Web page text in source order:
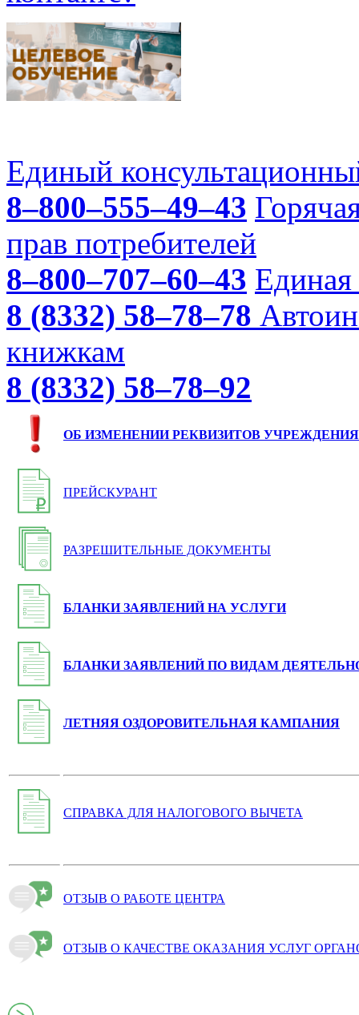
Единый
8–800–555–49–43
прав потребителей
8–800–707–60–43 Единая
8 (8332) 58–78–78
книжкам
8 (8332) 58–78–92
ОБ ИЗМЕНЕНИИ РЕКВИЗИТОВ УЧРЕЖДЕНИЯ
ПРЕЙСКУРАНТ
РАЗРЕШИТЕЛЬНЫЕ ДОКУМЕНТЫ
БЛАНКИ ЗАЯВЛЕНИЙ НА УСЛУГИ
БЛАНКИ ЗАЯВЛЕНИЙ ПО ВИДАМ
ЛЕТНЯЯ ОЗДОРОВИТЕЛЬНАЯ КАМПАНИЯ
СПРАВКА ДЛЯ НАЛОГОВОГО ВЫЧЕТА
ОТЗЫВ О РАБОТЕ ЦЕНТРА
ОТЗЫВ О КАЧЕСТВЕ ОКАЗАНИЯ УСЛУГ